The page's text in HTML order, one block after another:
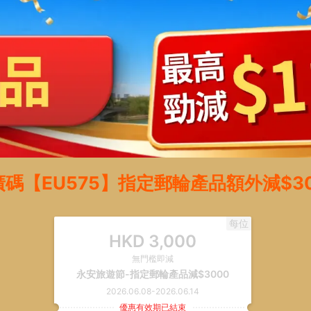
碼【EU575】指定郵輪產品額外減
HKD 3,000
無門檻即減
永安旅遊節-指定郵輪產品減$3000
2026.06.08-2026.06.14
每位
優惠有效期已結束